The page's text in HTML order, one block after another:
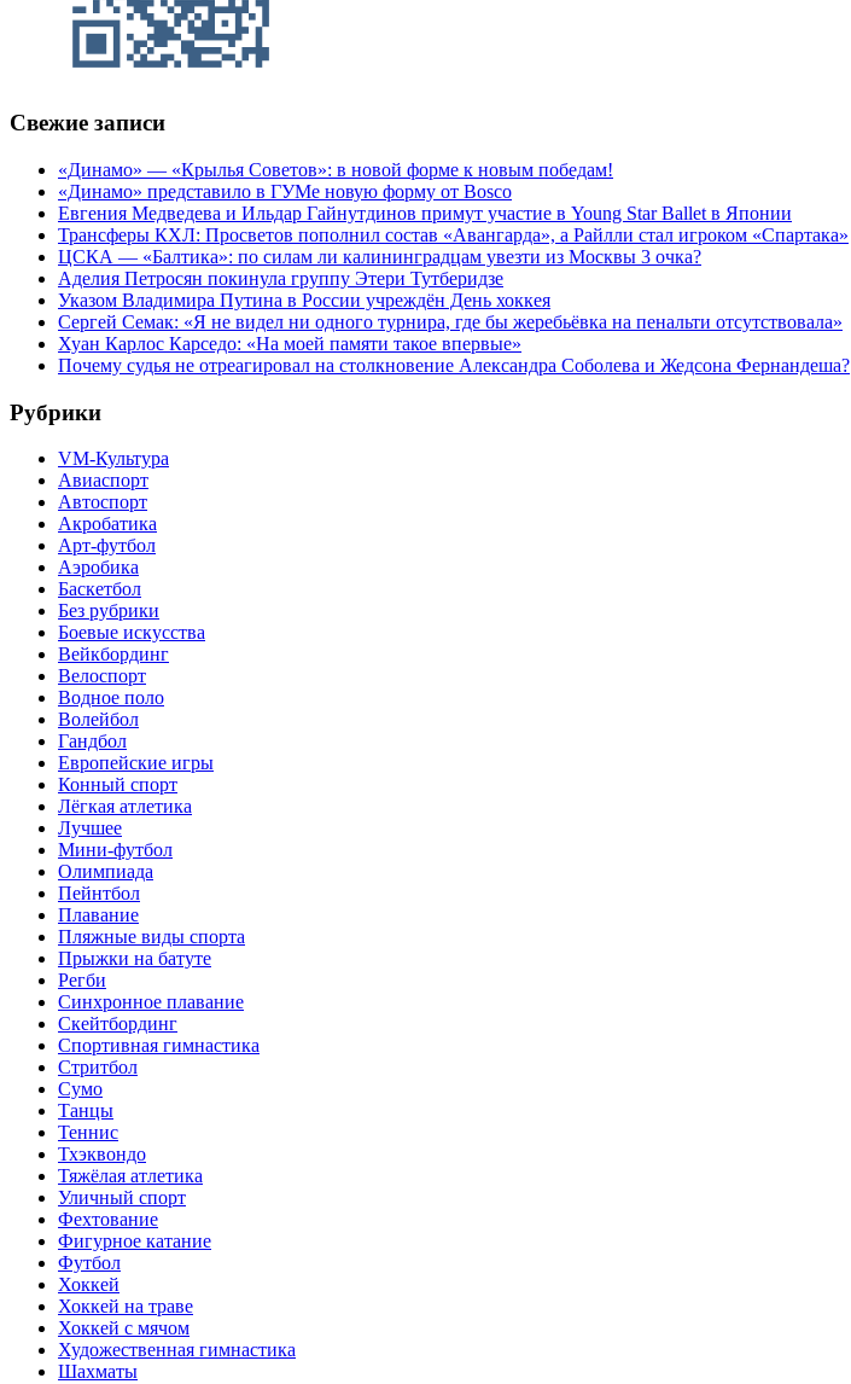
Свежие записи
«Динамо» — «Крылья Советов»: в новой форме к новым победам!
«Динамо» представило в ГУМе новую форму от Bosco
Евгения Медведева и Ильдар Гайнутдинов примут участие в Young Star Ballet в Японии
Трансферы КХЛ: Просветов пополнил состав «Авангарда», а Райлли стал игроком «Спартака»
ЦСКА — «Балтика»: по силам ли калининградцам увезти из Москвы 3 очка?
Аделия Петросян покинула группу Этери Тутберидзе
Указом Владимира Путина в России учреждён День хоккея
Сергей Семак: «Я не видел ни одного турнира, где бы жеребьёвка на пенальти отсутствовала»
Хуан Карлос Карседо: «На моей памяти такое впервые»
Почему судья не отреагировал на столкновение Александра Соболева и Жедсона Фернандеша?
Рубрики
VM-Культура
Авиаспорт
Автоспорт
Акробатика
Арт-футбол
Аэробика
Баскетбол
Без рубрики
Боевые искусства
Вейкбординг
Велоспорт
Водное поло
Волейбол
Гандбол
Европейские игры
Конный спорт
Лёгкая атлетика
Лучшее
Мини-футбол
Олимпиада
Пейнтбол
Плавание
Пляжные виды спорта
Прыжки на батуте
Регби
Синхронное плавание
Скейтбординг
Спортивная гимнастика
Стритбол
Сумо
Танцы
Теннис
Тхэквондо
Тяжёлая атлетика
Уличный спорт
Фехтование
Фигурное катание
Футбол
Хоккей
Хоккей на траве
Хоккей с мячом
Художественная гимнастика
Шахматы